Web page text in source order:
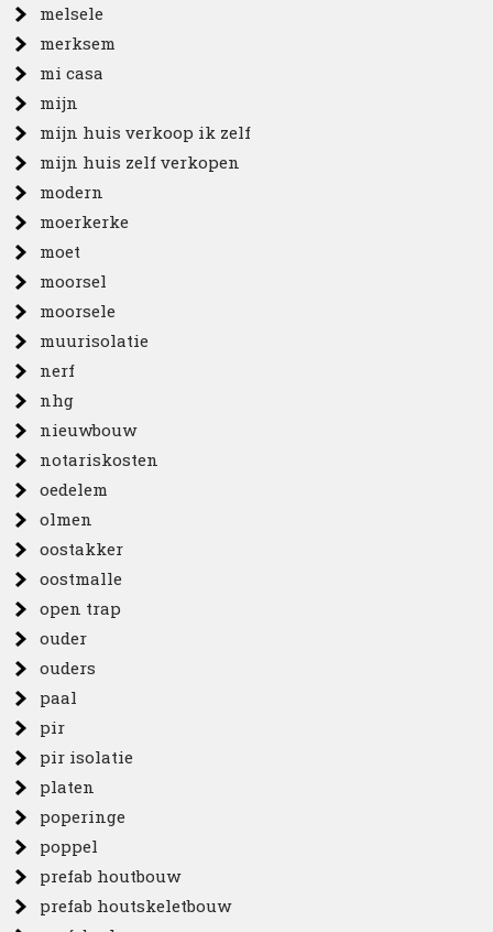
melsele
merksem
mi casa
mijn
mijn huis verkoop ik zelf
mijn huis zelf verkopen
modern
moerkerke
moet
moorsel
moorsele
muurisolatie
nerf
nhg
nieuwbouw
notariskosten
oedelem
olmen
oostakker
oostmalle
open trap
ouder
ouders
paal
pir
pir isolatie
platen
poperinge
poppel
prefab houtbouw
prefab houtskeletbouw